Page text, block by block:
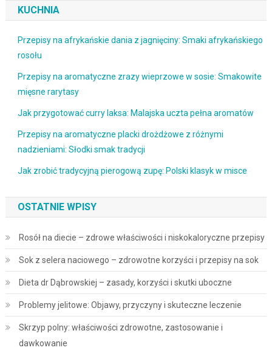
KUCHNIA
Przepisy na afrykańskie dania z jagnięciny: Smaki afrykańskiego
rosołu
Przepisy na aromatyczne zrazy wieprzowe w sosie: Smakowite
mięsne rarytasy
Jak przygotować curry laksa: Malajska uczta pełna aromatów
Przepisy na aromatyczne placki drożdżowe z różnymi
nadzieniami: Słodki smak tradycji
Jak zrobić tradycyjną pierogową zupę: Polski klasyk w misce
OSTATNIE WPISY
Rosół na diecie – zdrowe właściwości i niskokaloryczne przepisy
Sok z selera naciowego – zdrowotne korzyści i przepisy na sok
Dieta dr Dąbrowskiej – zasady, korzyści i skutki uboczne
Problemy jelitowe: Objawy, przyczyny i skuteczne leczenie
Skrzyp polny: właściwości zdrowotne, zastosowanie i
dawkowanie